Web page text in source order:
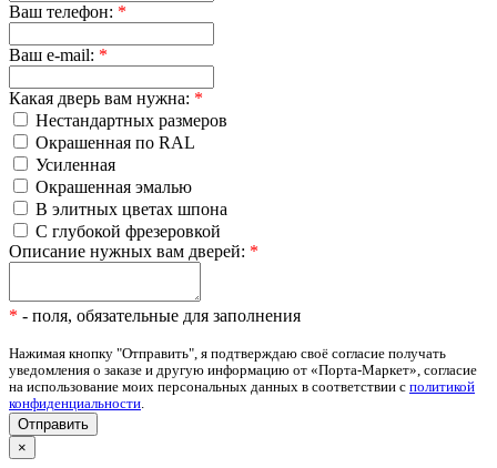
Ваш телефон: *
Ваш e-mail: *
Какая дверь вам нужна: *
Нестандартных размеров
Окрашенная по RAL
Усиленная
Окрашенная эмалью
В элитных цветах шпона
С глубокой фрезеровкой
Описание нужных вам дверей: *
* - поля, обязательные для заполнения
Нажимая кнопку "Отправить", я подтверждаю своё согласие получать
уведомления о заказе и другую информацию от «Порта-Маркет», согласие
на использование моих персональных данных в соответствии с политикой
конфиденциальности
×